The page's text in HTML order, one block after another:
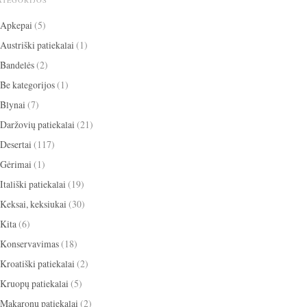
Apkepai (5)
Austriški patiekalai (1)
Bandelės(2)
Be kategorijos(1)
Blynai (7)
Daržovių patiekalai (21)
Desertai (117)
Gėrimai (1)
Itališki patiekalai (19)
Keksai, keksiukai (30)
Kita(6)
Konservavimas(18)
Kroatiški patiekalai (2)
Kruopų patiekalai (5)
Makaronų patiekalai (2)